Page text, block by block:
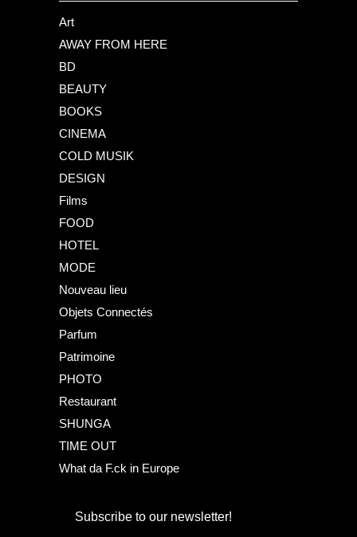
Art
AWAY FROM HERE
BD
BEAUTY
BOOKS
CINEMA
COLD MUSIK
DESIGN
Films
FOOD
HOTEL
MODE
Nouveau lieu
Objets Connectés
Parfum
Patrimoine
PHOTO
Restaurant
SHUNGA
TIME OUT
What da F.ck in Europe
Subscribe to our newsletter!